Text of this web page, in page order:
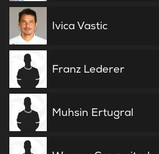
Ivica Vastic
Franz Lederer
Muhsin Ertugral